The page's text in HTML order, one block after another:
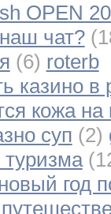
OPEN
чат?
(6) roterb
казино в
кожа на
суп (2)
год